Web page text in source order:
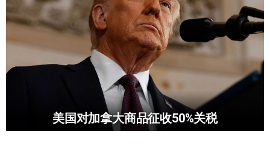
美国对加拿大商品征收50%关税